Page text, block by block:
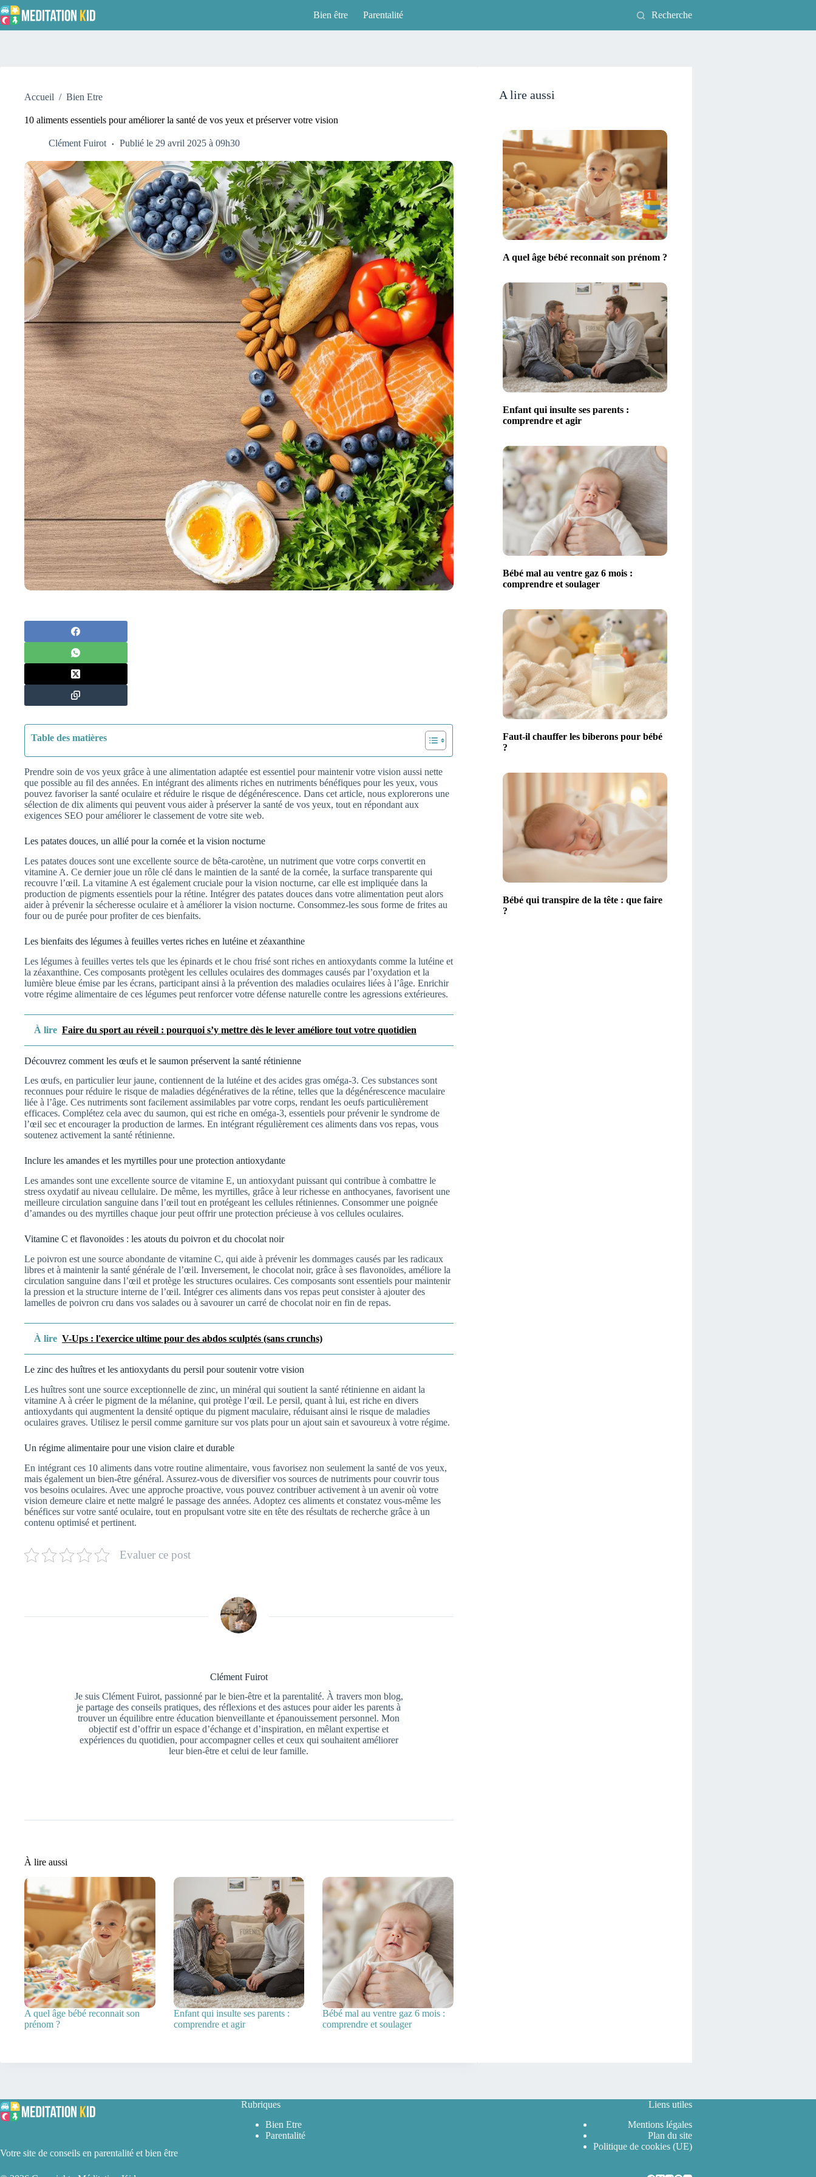
Passer
au
contenu
Bien être Parentalité Recherche
Accueil / Bien Etre
10 aliments essentiels pour améliorer la santé de vos yeux et préserver votre vision
Clément Fuirot Publié le 29 avril 2025 à 09h30
Table des matières
Prendre soin de vos yeux grâce à une alimentation adaptée est essentiel pour maintenir votre vision aussi nette
que possible au fil des années. En intégrant des aliments riches en nutriments bénéfiques pour les yeux, vous
pouvez favoriser la santé oculaire et réduire le risque de dégénérescence. Dans cet article, nous explorerons une
sélection de dix aliments qui peuvent vous aider à préserver la santé de vos yeux, tout en répondant aux
exigences SEO pour améliorer le classement de votre site web.
Les patates douces, un allié pour la cornée et la vision nocturne
Les patates douces sont une excellente source de bêta-carotène, un nutriment que votre corps convertit en
vitamine A. Ce dernier joue un rôle clé dans le maintien de la santé de la cornée, la surface transparente qui
recouvre l’œil. La vitamine A est également cruciale pour la vision nocturne, car elle est impliquée dans la
production de pigments essentiels pour la rétine. Intégrer des patates douces dans votre alimentation peut alors
aider à prévenir la sécheresse oculaire et à améliorer la vision nocturne. Consommez-les sous forme de frites au
four ou de purée pour profiter de ces bienfaits.
Les bienfaits des légumes à feuilles vertes riches en lutéine et zéaxanthine
Les légumes à feuilles vertes tels que les épinards et le chou frisé sont riches en antioxydants comme la lutéine et
la zéaxanthine. Ces composants protègent les cellules oculaires des dommages causés par l’oxydation et la
lumière bleue émise par les écrans, participant ainsi à la prévention des maladies oculaires liées à l’âge. Enrichir
votre régime alimentaire de ces légumes peut renforcer votre défense naturelle contre les agressions extérieures.
À lire Faire du sport au réveil : pourquoi s’y mettre dès le lever améliore tout votre quotidien
Découvrez comment les œufs et le saumon préservent la santé rétinienne
Les œufs, en particulier leur jaune, contiennent de la lutéine et des acides gras oméga-3. Ces substances sont
reconnues pour réduire le risque de maladies dégénératives de la rétine, telles que la dégénérescence maculaire
liée à l’âge. Ces nutriments sont facilement assimilables par votre corps, rendant les oeufs particulièrement
efficaces. Complétez cela avec du saumon, qui est riche en oméga-3, essentiels pour prévenir le syndrome de
l’œil sec et encourager la production de larmes. En intégrant régulièrement ces aliments dans vos repas, vous
soutenez activement la santé rétinienne.
Inclure les amandes et les myrtilles pour une protection antioxydante
Les amandes sont une excellente source de vitamine E, un antioxydant puissant qui contribue à combattre le
stress oxydatif au niveau cellulaire. De même, les myrtilles, grâce à leur richesse en anthocyanes, favorisent une
meilleure circulation sanguine dans l’œil tout en protégeant les cellules rétiniennes. Consommer une poignée
d’amandes ou des myrtilles chaque jour peut offrir une protection précieuse à vos cellules oculaires.
Vitamine C et flavonoïdes : les atouts du poivron et du chocolat noir
Le poivron est une source abondante de vitamine C, qui aide à prévenir les dommages causés par les radicaux
libres et à maintenir la santé générale de l’œil. Inversement, le chocolat noir, grâce à ses flavonoïdes, améliore la
circulation sanguine dans l’œil et protège les structures oculaires. Ces composants sont essentiels pour maintenir
la pression et la structure interne de l’œil. Intégrer ces aliments dans vos repas peut consister à ajouter des
lamelles de poivron cru dans vos salades ou à savourer un carré de chocolat noir en fin de repas.
À lire V-Ups : l'exercice ultime pour des abdos sculptés (sans crunchs)
Le zinc des huîtres et les antioxydants du persil pour soutenir votre vision
Les huîtres sont une source exceptionnelle de zinc, un minéral qui soutient la santé rétinienne en aidant la
vitamine A à créer le pigment de la mélanine, qui protège l’œil. Le persil, quant à lui, est riche en divers
antioxydants qui augmentent la densité optique du pigment maculaire, réduisant ainsi le risque de maladies
oculaires graves. Utilisez le persil comme garniture sur vos plats pour un ajout sain et savoureux à votre régime.
Un régime alimentaire pour une vision claire et durable
En intégrant ces 10 aliments dans votre routine alimentaire, vous favorisez non seulement la santé de vos yeux,
mais également un bien-être général. Assurez-vous de diversifier vos sources de nutriments pour couvrir tous
vos besoins oculaires. Avec une approche proactive, vous pouvez contribuer activement à un avenir où votre
vision demeure claire et nette malgré le passage des années. Adoptez ces aliments et constatez vous-même les
bénéfices sur votre santé oculaire, tout en propulsant votre site en tête des résultats de recherche grâce à un
contenu optimisé et pertinent.
Evaluer ce post
Clément Fuirot
Je suis Clément Fuirot, passionné par le bien-être et la parentalité. À travers mon blog,
je partage des conseils pratiques, des réflexions et des astuces pour aider les parents à
trouver un équilibre entre éducation bienveillante et épanouissement personnel. Mon
objectif est d’offrir un espace d’échange et d’inspiration, en mêlant expertise et
expériences du quotidien, pour accompagner celles et ceux qui souhaitent améliorer
leur bien-être et celui de leur famille.
À lire aussi
A quel âge bébé reconnait son
prénom ?
Enfant qui insulte ses parents :
comprendre et agir
Bébé mal au ventre gaz 6 mois :
comprendre et soulager
A lire aussi
A quel âge bébé reconnait son prénom ?
Enfant qui insulte ses parents :
comprendre et agir
Bébé mal au ventre gaz 6 mois :
comprendre et soulager
Faut-il chauffer les biberons pour bébé
?
Bébé qui transpire de la tête : que faire
?
Votre site de conseils en parentalité et bien être
Rubriques
Bien Etre
Parentalité
Liens utiles
Mentions légales
Plan du site
Politique de cookies (UE)